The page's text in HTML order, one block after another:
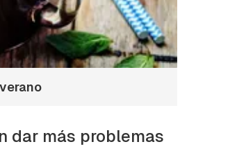
dar más problemas